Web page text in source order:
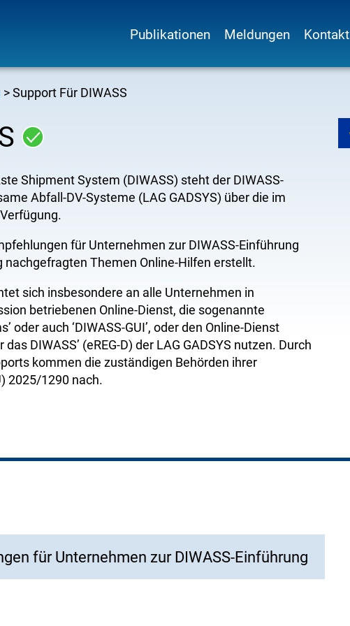
Hauptnavigation
Publikationen Meldungen Kontakt
Support Für DIWASS
Shipment System (DIWASS) steht der DIWASS-
Abfall-DV-Systeme (LAG GADSYS) über die im
für Unternehmen zur DIWASS-Einführung
Themen Online-Hilfen erstellt.
sich insbesondere an alle Unternehmen in
betriebenen Online-Dienst, die sogenannte
oder auch ‘DIWASS-GUI’, oder den Online-Dienst
DIWASS’ (eREG-D) der LAG GADSYS nutzen. Durch
kommen die zuständigen Behörden ihrer
2025/1290 nach.
für Unternehmen zur DIWASS-Einführung